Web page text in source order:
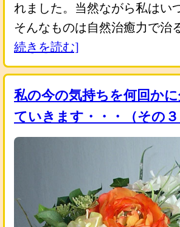
れました。当然ながら私はい
そんなものは自然治癒力で治
続きを読む]
私の今の気持ちを何回か
ていきます・・・（その３